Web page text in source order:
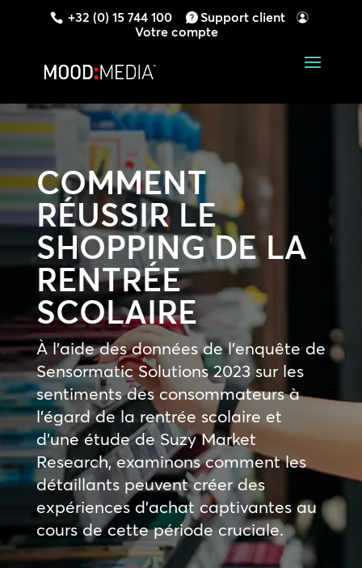
+32 (0) 15 744 100
Support client
Votre compte
COMMENT
RÉUSSIR LE
SHOPPING DE LA
RENTRÉE
SCOLAIRE
À l’aide des données de l’enquête de
Sensormatic Solutions 2023 sur les
sentiments des consommateurs à
l’égard de la rentrée scolaire et
d’une étude de Suzy Market
Research, examinons comment les
détaillants peuvent créer des
expériences d’achat captivantes au
cours de cette période cruciale.